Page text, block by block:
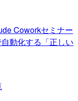
Coworkセミナー
動化する「正しい